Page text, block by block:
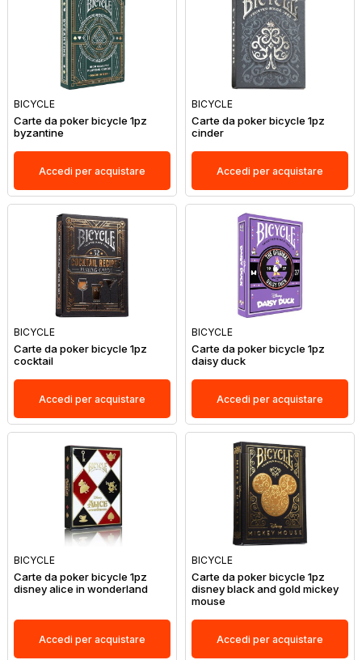
BICYCLE
Carte da poker bicycle 1pz
byzantine
Accedi per acquistare
BICYCLE
Carte da poker bicycle 1pz
cinder
Accedi per acquistare
BICYCLE
Carte da poker bicycle 1pz
cocktail
Accedi per acquistare
BICYCLE
Carte da poker bicycle 1pz
daisy duck
Accedi per acquistare
BICYCLE
Carte da poker bicycle 1pz
disney alice in wonderland
Accedi per acquistare
BICYCLE
Carte da poker bicycle 1pz
disney black and gold mickey
mouse
Accedi per acquistare